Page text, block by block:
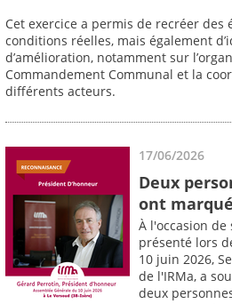
Cet exercice a permis de recréer des
conditions réelles, mais également
d’amélioration, notamment sur
Commandement Communal et la
différents acteurs.
17/06/2026
Deux
ont
À l'occasion
présenté lors
10 juin 2026,
de l'IRMa, a
deux